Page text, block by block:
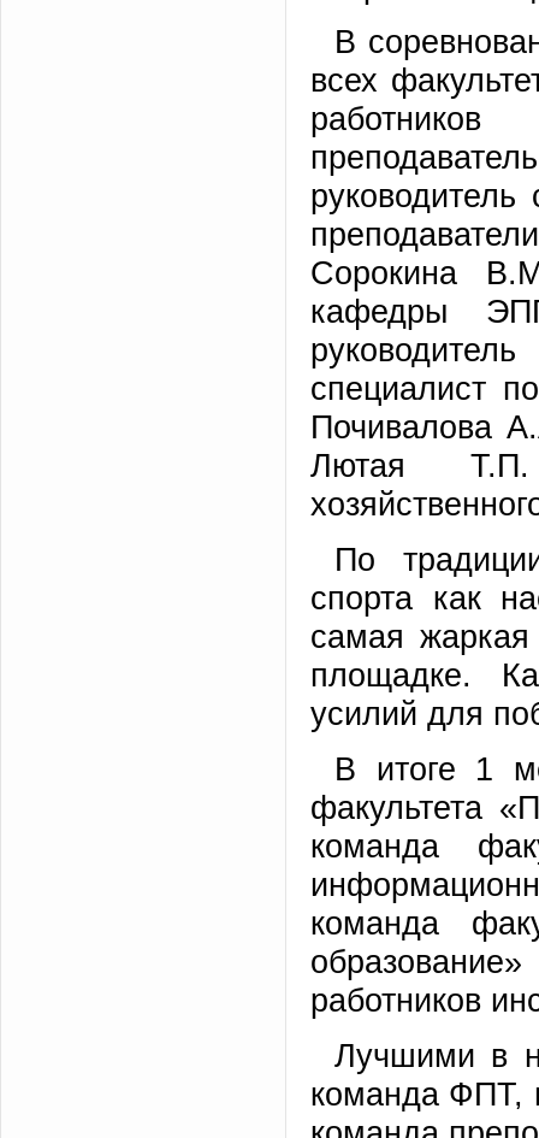
В
всех
Сорокина
кафедры
специалист
Почивалова
Лютая Т.П.
По
спорта как
самая жаркая
площадке.
усилий для
В итоге 1
факультета
команда
команда
работников
Лучшими в
команда ФПТ,